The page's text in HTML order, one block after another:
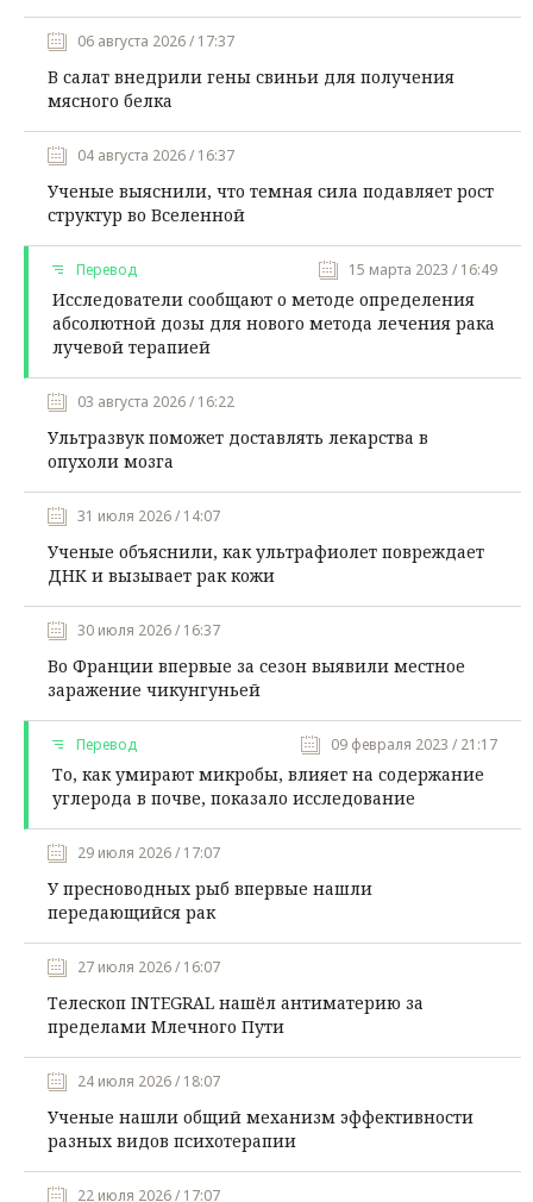
06 августа 2026 / 17:37
В салат внедрили гены свиньи для получения
мясного белка
04 августа 2026 / 16:37
Ученые выяснили, что темная сила подавляет рост
структур во Вселенной
Перевод 15 марта 2023 / 16:49
Исследователи сообщают о методе определения
абсолютной дозы для нового метода лечения рака
лучевой терапией
03 августа 2026 / 16:22
Ультразвук поможет доставлять лекарства в
опухоли мозга
31 июля 2026 / 14:07
Ученые объяснили, как ультрафиолет повреждает
ДНК и вызывает рак кожи
30 июля 2026 / 16:37
Во Франции впервые за сезон выявили местное
заражение чикунгуньей
Перевод 09 февраля 2023 / 21:17
То, как умирают микробы, влияет на содержание
углерода в почве, показало исследование
29 июля 2026 / 17:07
У пресноводных рыб впервые нашли
передающийся рак
27 июля 2026 / 16:07
Телескоп INTEGRAL нашёл антиматерию за
пределами Млечного Пути
24 июля 2026 / 18:07
Ученые нашли общий механизм эффективности
разных видов психотерапии
22 июля 2026 / 17:07